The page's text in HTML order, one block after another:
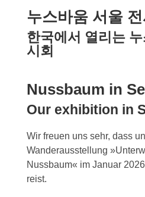
누스바움 서울 전
한국에서 열리는
시회
Nussbaum in
Our exhibition in
Wir freuen uns sehr, dass
Wanderausstellung
Nussbaum« im Januar
reist.